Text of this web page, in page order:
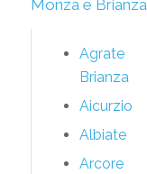
Monza e Brianza
Agrate
Brianza
Aicurzio
Albiate
Arcore